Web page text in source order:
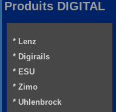
Produits DIGITAL
* Lenz
* Digirails
* ESU
* Zimo
* Uhlenbrock